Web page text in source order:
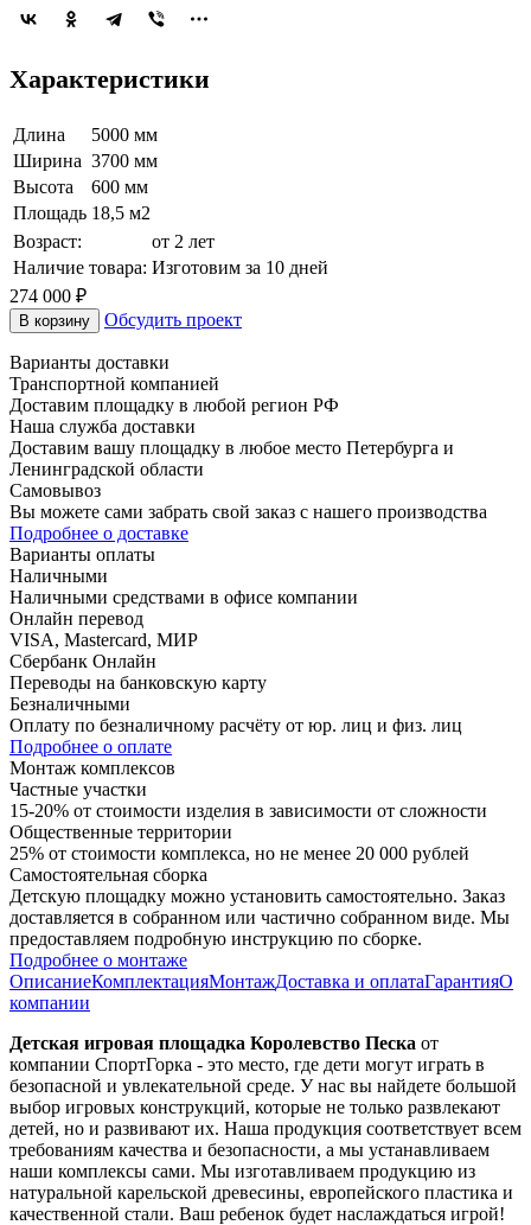
Характеристики
Длина
5000 мм
Ширина 3700 мм
Высота
600 мм
Площадь 18,5 м2
Возраст:
от 2 лет
Наличие товара: Изготовим за 10 дней
274 000 ₽
В корзину Обсудить проект
Варианты доставки
Транспортной компанией
Доставим площадку в любой регион РФ
Наша служба доставки
Доставим вашу площадку в любое место Петербурга и
Ленинградской области
Самовывоз
Вы можете сами забрать свой заказ с нашего производства
Подробнее о доставке
Варианты оплаты
Наличными
Наличными средствами в офисе компании
Онлайн перевод
VISA, Mastercard, МИР
Сбербанк Онлайн
Переводы на банковскую карту
Безналичными
Оплату по безналичному расчёту от юр. лиц и физ. лиц
Подробнее о оплате
Монтаж комплексов
Частные участки
15-20% от стоимости изделия в зависимости от сложности
Общественные территории
25% от стоимости комплекса, но не менее 20 000 рублей
Самостоятельная сборка
Детскую площадку можно установить самостоятельно. Заказ
доставляется в собранном или частично собранном виде. Мы
предоставляем подробную инструкцию по сборке.
Подробнее о монтаже
ОписаниеКомплектацияМонтажДоставка и оплатаГарантияО
компании
Детская игровая площадка Королевство Песка от
компании СпортГорка - это место, где дети могут играть в
безопасной и увлекательной среде. У нас вы найдете большой
выбор игровых конструкций, которые не только развлекают
детей, но и развивают их. Наша продукция соответствует всем
требованиям качества и безопасности, а мы устанавливаем
наши комплексы сами. Мы изготавливаем продукцию из
натуральной карельской древесины, европейского пластика и
качественной стали. Ваш ребенок будет наслаждаться игрой!